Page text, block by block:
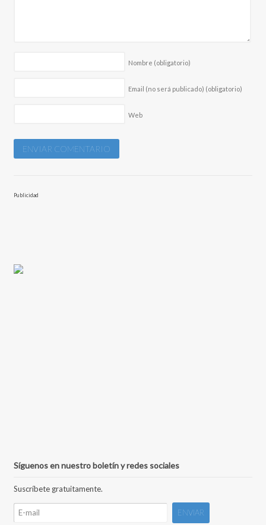
Nombre (obligatorio)
Email (no será publicado) (obligatorio)
Web
Publicidad
Síguenos en nuestro boletín y redes sociales
Suscríbete gratuitamente.